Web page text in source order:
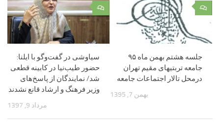
۰
سیاوشی در گفت‌وگو با ایلنا:
حضور طیب‌نیا در کابینه قطعی
شد/ نمایندگان از پاسخ‌های
وزیر فرهنگ و ارشاد قانع نشدند
مرداد 9, 1397
۰
جلسه هشتم بهمن ماه ۹۵
جامعه تربتیهای مقیم تهران
درمحل تالار اجتماعات جامعه
بهمن 7, 1395